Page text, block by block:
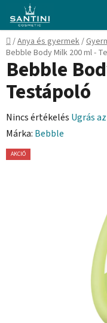
fő
tartalomhoz
Kezdőlap
/Anya és gyermek/
Bebble Body Milk 200 ml -
Bebble
Testápoló
A
termék
átlagos
Nincs értékelés Ugrás
Márka: Bebble
AKCIÓ